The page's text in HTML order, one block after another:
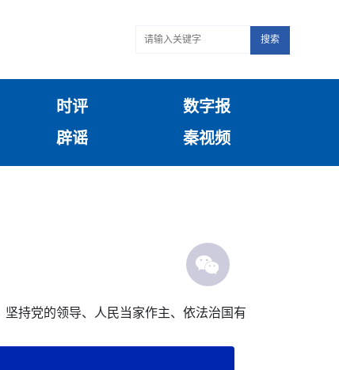
搜索
时评
数字报
辟谣 秦视频
持党的领导、人民当家作主、依法治国有